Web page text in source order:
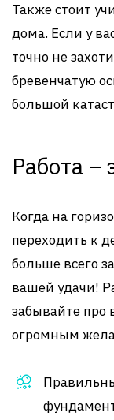
Также стоит
дома. Если у
точно не
бревенчатую
большой
Работа –
Когда на
переходить к
больше всего
вашей удачи!
забывайте про
огромным